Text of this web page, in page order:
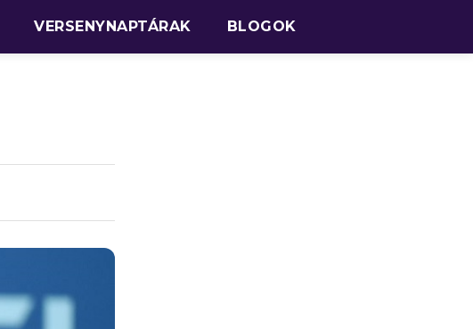
VERSENYNAPTÁRAK BLOGOK